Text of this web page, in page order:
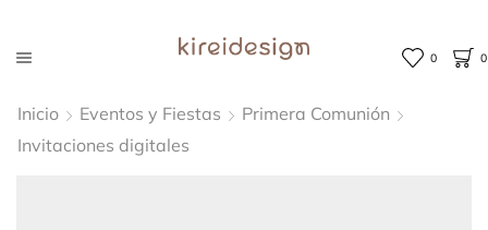
0 0
Inicio Eventos y Fiestas
Primera Comunión
Invitaciones digitales